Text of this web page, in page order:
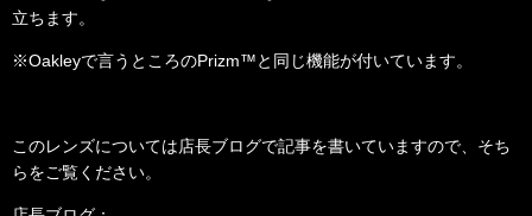
立ちます。
※Oakleyで言うところのPrizm™と同じ機能が付いています。
このレンズについては店長ブログで記事を書いていますので、そち
らをご覧ください。